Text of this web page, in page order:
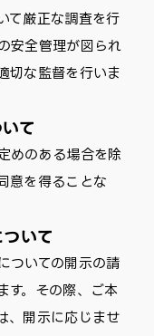
て厳正な調査を行
安全管理が図られ
切な監督を行いま
て
めのある場合を除
意を得ることな
いて
ついての開示の請
す。その際、ご本
、開示に応じませ